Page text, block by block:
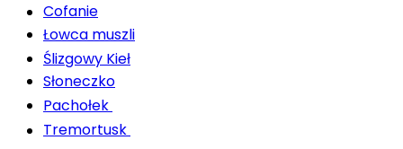
Cofanie
Łowca muszli
Ślizgowy Kieł
Słoneczko
Pachołek
Tremortusk